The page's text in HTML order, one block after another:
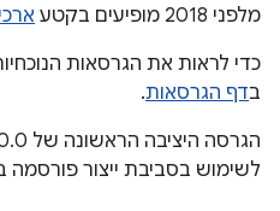
מלפני 2018 מופיעים בקטע
כדי לראות את הגרסאות
בדף הגרסאות.
לשימוש בסביבת ייצור פורסמה ב-21 בספטמבר